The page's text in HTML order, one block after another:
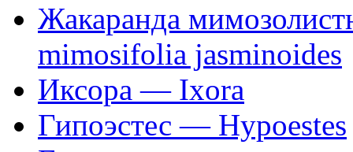
Жакаранда
mimosifolia jasminoides
Иксора — Ixora
Гипоэстес — Hypoestes